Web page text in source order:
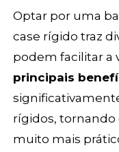
Optar por uma
case rígido traz
podem facilitar a
principais
rígidos,
muito mais